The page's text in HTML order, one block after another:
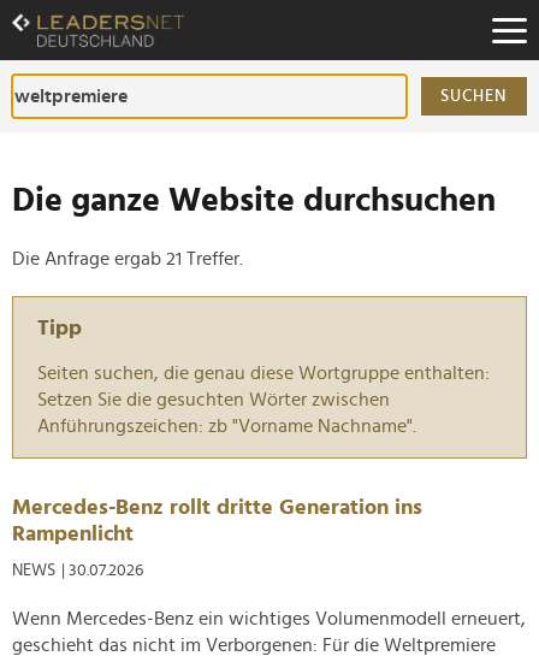
Zum
Inhalt
Zur
Fußzeilen-
Navigation
SUCHEN
Die ganze Website durchsuchen
Die Anfrage ergab 21 Treffer.
Tipp
Seiten suchen, die genau diese Wortgruppe enthalten:
Setzen Sie die gesuchten Wörter zwischen
Anführungszeichen: zb "Vorname Nachname".
Mercedes-Benz rollt dritte Generation ins
Rampenlicht
NEWS | 30.07.2026
Wenn Mercedes-Benz ein wichtiges Volumenmodell erneuert,
geschieht das nicht im Verborgenen: Für die Weltpremiere